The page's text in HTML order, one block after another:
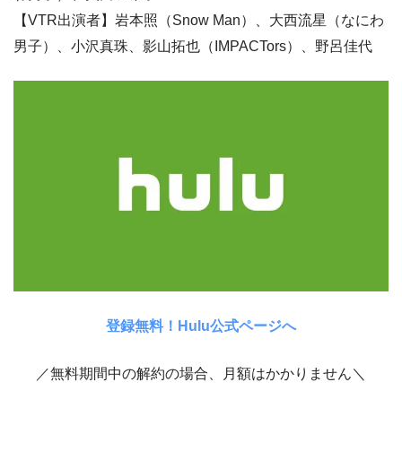
【VTR出演者】岩本照（Snow Man）、大西流星（なにわ
男子）、小沢真珠、影山拓也（IMPACTors）、野呂佳代
登録無料！Hulu公式ページへ
／無料期間中の解約の場合、月額はかかりません＼